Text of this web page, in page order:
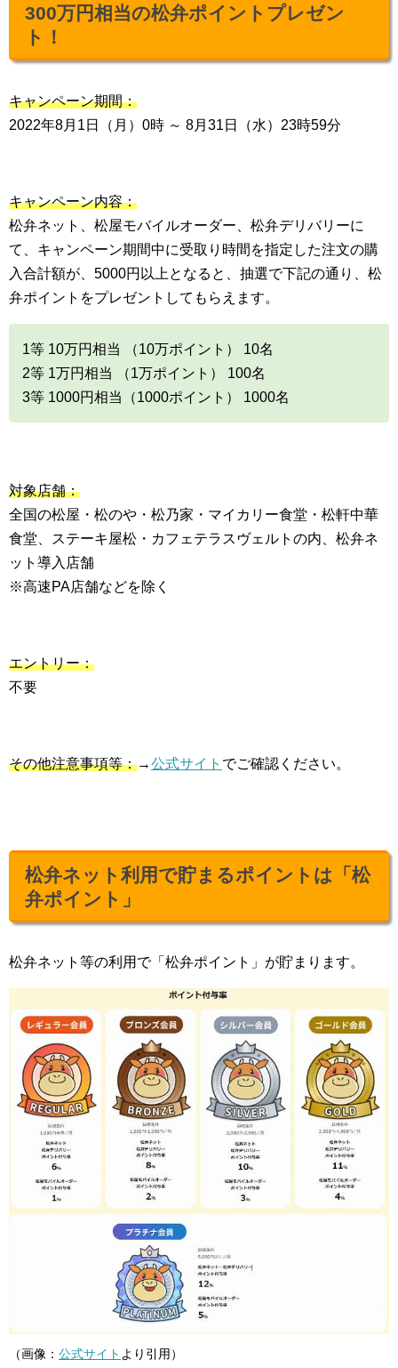
300万円相当の松弁ポイントプレゼン
ト！
キャンペーン期間：
2022年8月1日（月）0時 ～ 8月31日（水）23時59分
キャンペーン内容：
松弁ネット、松屋モバイルオーダー、松弁デリバリーに
て、キャンペーン期間中に受取り時間を指定した注文の購
入合計額が、5000円以上となると、抽選で下記の通り、松
弁ポイントをプレゼントしてもらえます。
1等 10万円相当 （10万ポイント） 10名
2等 1万円相当 （1万ポイント） 100名
3等 1000円相当（1000ポイント） 1000名
対象店舗：
全国の松屋・松のや・松乃家・マイカリー食堂・松軒中華
食堂、ステーキ屋松・カフェテラスヴェルトの内、松弁ネ
ット導入店舗
※高速PA店舗などを除く
エントリー：
不要
その他注意事項等：→公式サイト でご確認ください。
松弁ネット利用で貯まるポイントは「松
弁ポイント」
松弁ネット等の利用で「松弁ポイント」が貯まります。
（画像： 公式サイト より引用）